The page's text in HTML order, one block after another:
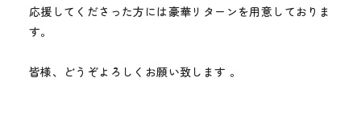
応援してくださった方には豪華リターンを用意しておりま
す。
皆様、どうぞよろしくお願い致します 。